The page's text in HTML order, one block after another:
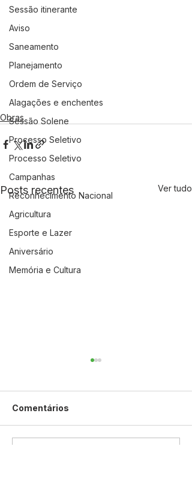
Sessão itinerante
Aviso
Saneamento
Planejamento
Ordem de Serviço
Alagações e enchentes
Sessão Solene
Processo Seletivo
Processo Seletivo
Campanhas
Reconhecimento Nacional
Agricultura
Esporte e Lazer
Aniversário
Memória e Cultura
Obras
Posts recentes Ver tudo
Comentários